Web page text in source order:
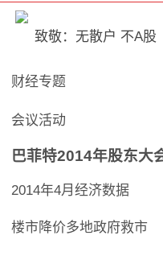
致敬：无散户 不A股
财经专题
会议活动
巴菲特2014年股东大
2014年4月经济数据
楼市降价多地政府救市